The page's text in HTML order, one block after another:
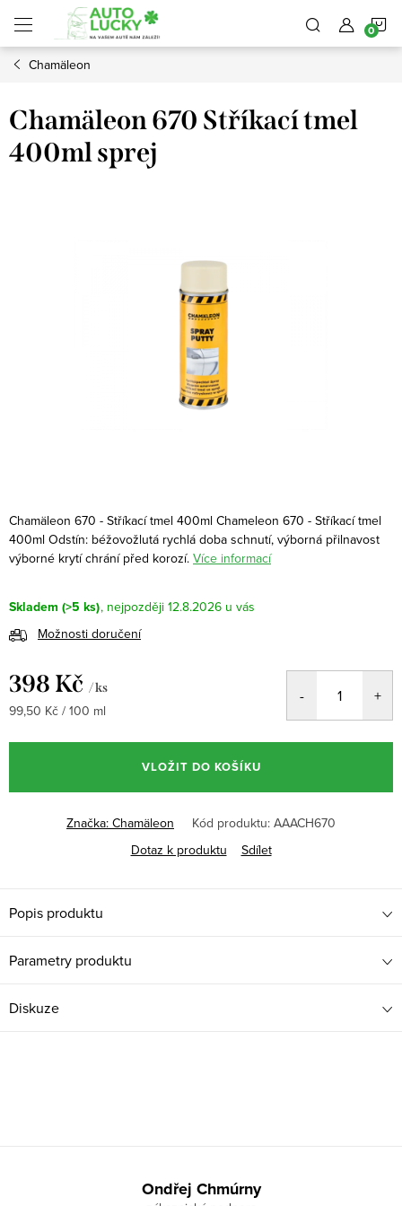
obsah
Chamäleon
Chamäleon 670 Stříkací tmel
400ml sprej
Chamäleon 670 - Stříkací tmel 400ml Chameleon 670 - Stříkací tmel
400ml Odstín: béžovožlutá rychlá doba schnutí, výborná přilnavost
výborné krytí chrání před korozí. Více informací
Skladem (>5 ks)
12.8.2026
Možnosti doručení
398 Kč / ks
Měrná
99,50 Kč / 100 ml
VLOŽIT DO KOŠÍKU
Značka: Chamäleon Kód produktu: AAACH670
Dotaz k produktu
Sdílet
Popis produktu
Parametry produktu
Diskuze
Ondřej Chmúrny